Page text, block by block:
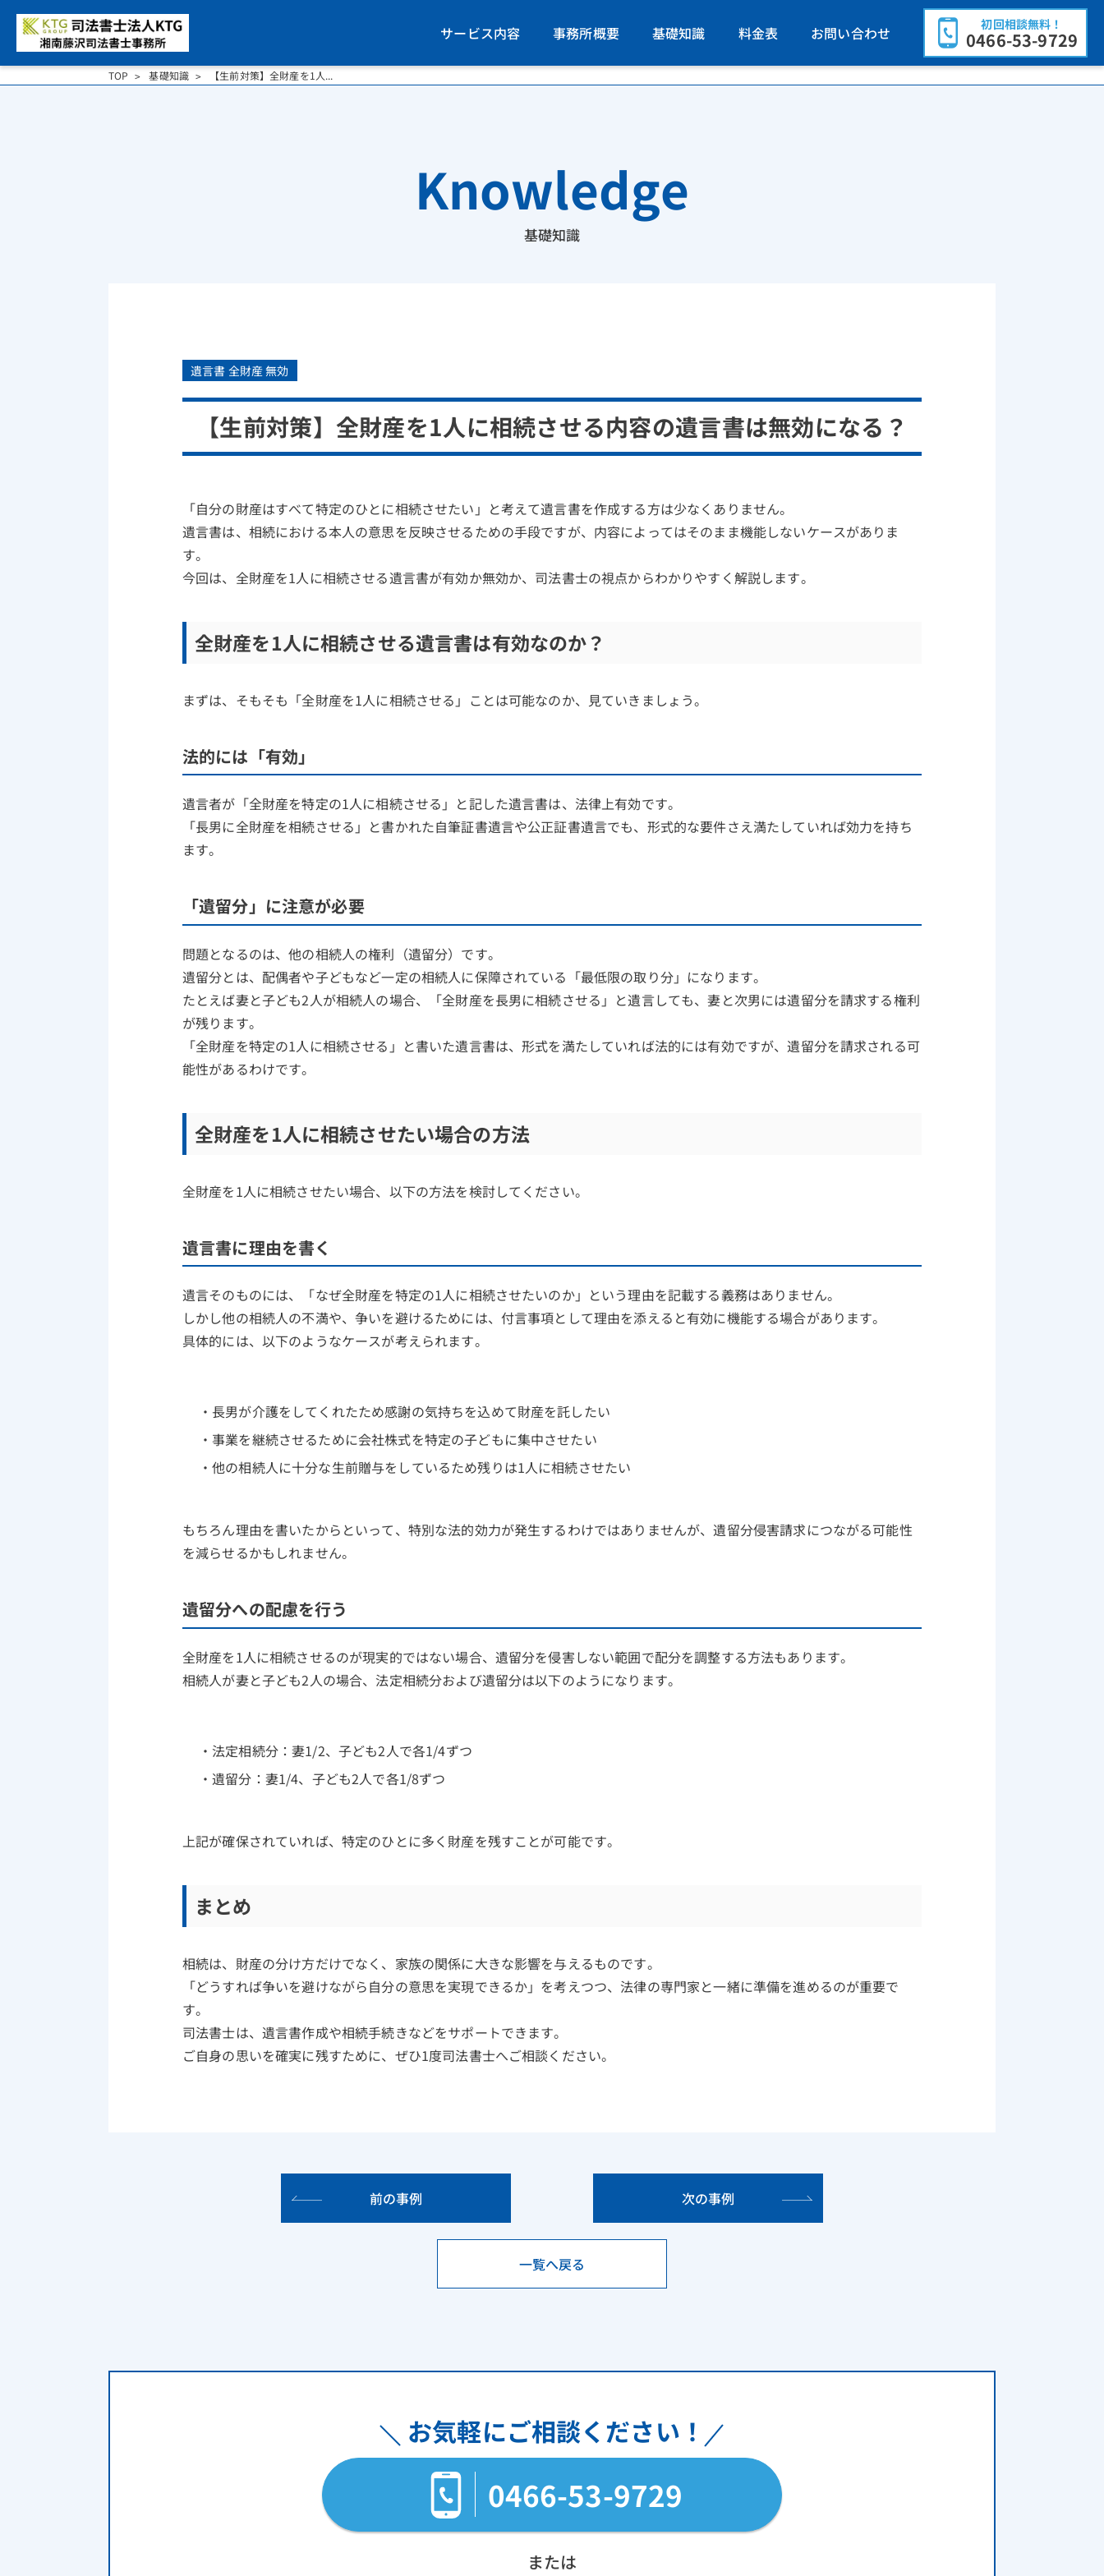
サービス内容 事務所概要 基礎知識 料金表 お問い合わせ 初回相談無料！
0466-53-9729
TOP 基礎知識 【生前対策】全財産を1人...
Knowledge
基礎知識
遺言書 全財産 無効
【生前対策】全財産を1人に相続させる内容の遺言書は無効になる？
「自分の財産はすべて特定のひとに相続させたい」と考えて遺言書を作成する方は少なくありません。
遺言書は、相続における本人の意思を反映させるための手段ですが、内容によってはそのまま機能しないケースがありま
す。
今回は、全財産を1人に相続させる遺言書が有効か無効か、司法書士の視点からわかりやすく解説します。
全財産を1人に相続させる遺言書は有効なのか？
まずは、そもそも「全財産を1人に相続させる」ことは可能なのか、見ていきましょう。
法的には「有効」
遺言者が「全財産を特定の1人に相続させる」と記した遺言書は、法律上有効です。
「長男に全財産を相続させる」と書かれた自筆証書遺言や公正証書遺言でも、形式的な要件さえ満たしていれば効力を持ち
ます。
「遺留分」に注意が必要
問題となるのは、他の相続人の権利（遺留分）です。
遺留分とは、配偶者や子どもなど一定の相続人に保障されている「最低限の取り分」になります。
たとえば妻と子ども2人が相続人の場合、「全財産を長男に相続させる」と遺言しても、妻と次男には遺留分を請求する権利
が残ります。
「全財産を特定の1人に相続させる」と書いた遺言書は、形式を満たしていれば法的には有効ですが、遺留分を請求される可
能性があるわけです。
全財産を1人に相続させたい場合の方法
全財産を1人に相続させたい場合、以下の方法を検討してください。
遺言書に理由を書く
遺言そのものには、「なぜ全財産を特定の1人に相続させたいのか」という理由を記載する義務はありません。
しかし他の相続人の不満や、争いを避けるためには、付言事項として理由を添えると有効に機能する場合があります。
具体的には、以下のようなケースが考えられます。
長男が介護をしてくれたため感謝の気持ちを込めて財産を託したい
事業を継続させるために会社株式を特定の子どもに集中させたい
他の相続人に十分な生前贈与をしているため残りは1人に相続させたい
もちろん理由を書いたからといって、特別な法的効力が発生するわけではありませんが、遺留分侵害請求につながる可能性
を減らせるかもしれません。
遺留分への配慮を行う
全財産を1人に相続させるのが現実的ではない場合、遺留分を侵害しない範囲で配分を調整する方法もあります。
相続人が妻と子ども2人の場合、法定相続分および遺留分は以下のようになります。
法定相続分：妻1/2、子ども2人で各1/4ずつ
遺留分：妻1/4、子ども2人で各1/8ずつ
上記が確保されていれば、特定のひとに多く財産を残すことが可能です。
まとめ
相続は、財産の分け方だけでなく、家族の関係に大きな影響を与えるものです。
「どうすれば争いを避けながら自分の意思を実現できるか」を考えつつ、法律の専門家と一緒に準備を進めるのが重要で
す。
司法書士は、遺言書作成や相続手続きなどをサポートできます。
ご自身の思いを確実に残すために、ぜひ1度司法書士へご相談ください。
前の事例 次の事例
一覧へ戻る
お気軽にご相談ください！
0466-53-9729